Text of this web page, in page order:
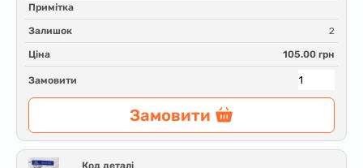
Примітка
Залишок 2
Ціна 105.00 грн
Замовити
Замовити
Код деталі